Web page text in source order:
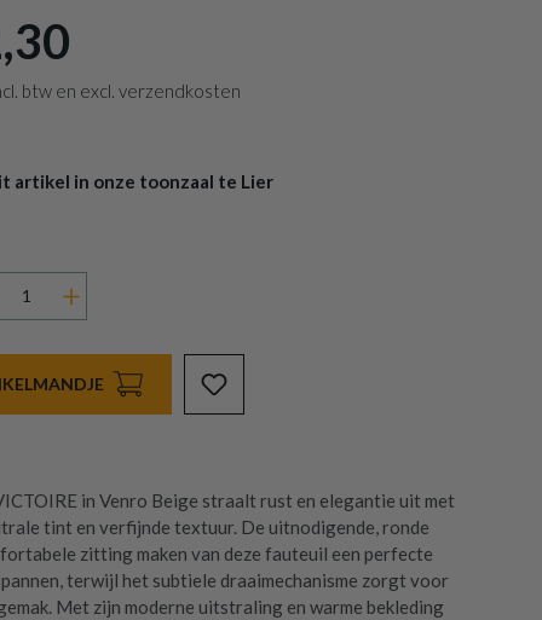
btw en excl. verzendkosten
artikel in onze toonzaal te Lier
in Venro Beige straalt rust en elegantie uit met
tint en verfijnde textuur. De uitnodigende, ronde
zitting maken van deze fauteuil een perfecte
terwijl het subtiele draaimechanisme zorgt voor
Met zijn moderne uitstraling en warme bekleding